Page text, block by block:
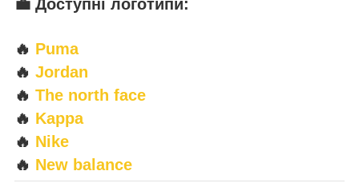
💼 Доступні логотипи:
🔥 Puma
🔥 Jordan
🔥 The north face
🔥 Kappa
🔥 Nike
🔥 New balance